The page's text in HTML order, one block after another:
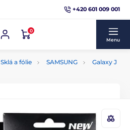
+420 601 009 001
0
Menu
Sklá a fólie SAMSUNG
Galaxy J